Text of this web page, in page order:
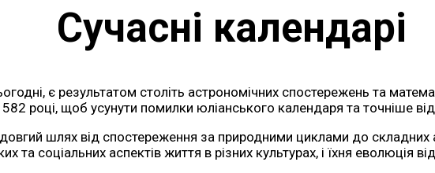
Сучасні календарі
є результатом століть астрономічних спостережень та
році, щоб усунути помилки юліанського календаря та точніше
шлях від спостереження за природними циклами до складних
та соціальних аспектів життя в різних культурах, і їхня еволюція